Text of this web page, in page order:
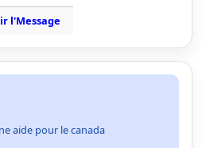
l'Message
aide pour le canada